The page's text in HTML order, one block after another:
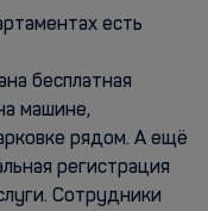
есть
бесплатная
машине,
рядом. А ещё
регистрация
Сотрудники